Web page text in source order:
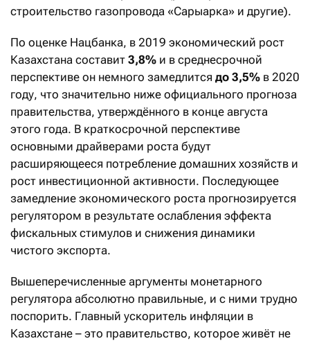
строительство газопровода «Сарыарка» и другие).
По оценке Нацбанка, в 2019 экономический рост
Казахстана составит 3,8% и в среднесрочной
перспективе он немного замедлится до 3,5% в 2020
году, что значительно ниже официального прогноза
правительства, утверждённого в конце августа
этого года. В краткосрочной перспективе
основными драйверами роста будут
расширяющееся потребление домашних хозяйств и
рост инвестиционной активности. Последующее
замедление экономического роста прогнозируется
регулятором в результате ослабления эффекта
фискальных стимулов и снижения динамики
чистого экспорта.
Вышеперечисленные аргументы монетарного
регулятора абсолютно правильные, и с ними трудно
поспорить. Главный ускоритель инфляции в
Казахстане – это правительство, которое живёт не